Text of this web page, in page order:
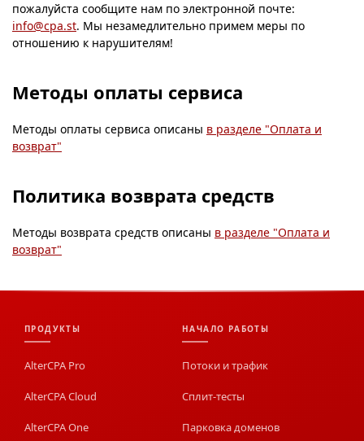
пожалуйста сообщите нам по электронной почте:
info@cpa.st. Мы незамедлительно примем меры по
отношению к нарушителям!
Методы оплаты сервиса
Методы оплаты сервиса описаны в разделе "Оплата и
возврат"
Политика возврата средств
Методы возврата средств описаны в разделе "Оплата и
возврат"
ПРОДУКТЫ
AlterCPA Pro
AlterCPA Cloud
AlterCPA One
НАЧАЛО РАБОТЫ
Потоки и трафик
Сплит-тесты
Парковка доменов